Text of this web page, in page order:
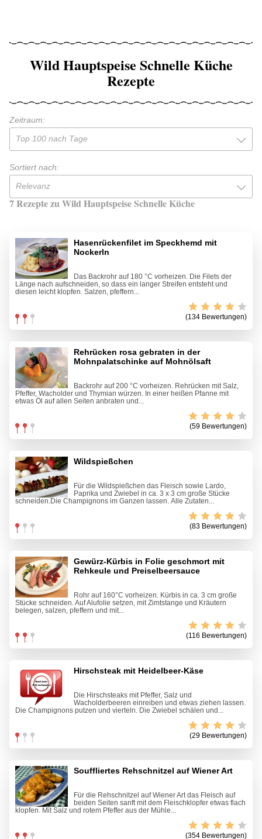
Wild Hauptspeise Schnelle Küche
Rezepte
Zeitraum:
Top 100 nach Tage
Sortiert nach:
Relevanz
7 Rezepte zu Wild Hauptspeise Schnelle Küche
Hasenrückenfilet im Speckhemd mit
Nockerln
Das Backrohr auf 180 °C vorheizen. Die Filets der
Länge nach aufschneiden, so dass ein langer Streifen entsteht und
diesen leicht klopfen. Salzen, pfeffern...
(134 Bewertungen)
Rehrücken rosa gebraten in der
Mohnpalatschinke auf Mohnölsaft
Backrohr auf 200 °C vorheizen. Rehrücken mit Salz,
Pfeffer, Wacholder und Thymian würzen. In einer heißen Pfanne mit
etwas Öl auf allen Seiten anbraten und...
(59 Bewertungen)
Wildspießchen
Für die Wildspießchen das Fleisch sowie Lardo,
Paprika und Zwiebel in ca. 3 x 3 cm große Stücke
schneiden.Die Champignons im Ganzen lassen. Alle Zutaten...
(83 Bewertungen)
Gewürz-Kürbis in Folie geschmort mit
Rehkeule und Preiselbeersauce
Rohr auf 160°C vorheizen. Kürbis in ca. 3 cm große
Stücke schneiden. Auf Alufolie setzen, mit Zimtstange und Kräutern
belegen, salzen, pfeffern und mit...
(116 Bewertungen)
Hirschsteak mit Heidelbeer-Käse
Die Hirschsteaks mit Pfeffer, Salz und
Wacholderbeeren einreiben und etwas ziehen lassen.
Die Champignons putzen und vierteln. Die Zwiebel schälen und...
(29 Bewertungen)
Souffliertes Rehschnitzel auf Wiener Art
Für die Rehschnitzel auf Wiener Art das Fleisch auf
beiden Seiten sanft mit dem Fleischklopfer etwas flach
klopfen. Mit Salz und rotem Pfeffer aus der Mühle...
(354 Bewertungen)